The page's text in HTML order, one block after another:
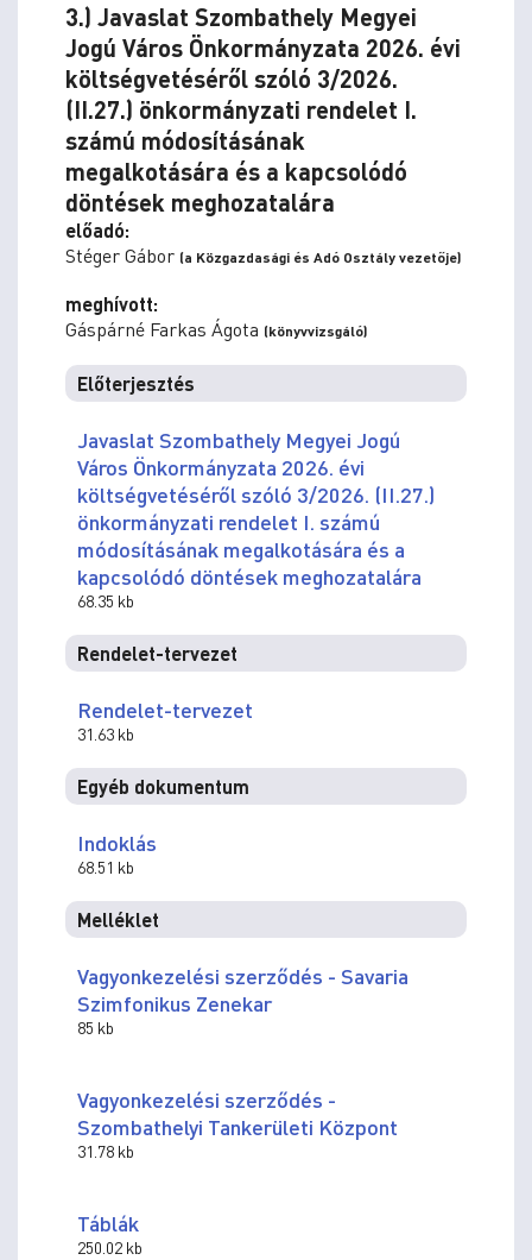
3.) Javaslat Szombathely Megyei
Jogú Város Önkormányzata 2026. évi
költségvetéséről szóló 3/2026.
(II.27.) önkormányzati rendelet I.
számú módosításának
megalkotására és a kapcsolódó
döntések meghozatalára
előadó:
Stéger Gábor (a Közgazdasági és Adó Osztály vezetője)
meghívott:
Gáspárné Farkas Ágota (könyvvizsgáló)
Előterjesztés
Javaslat Szombathely Megyei Jogú
Város Önkormányzata 2026. évi
költségvetéséről szóló 3/2026. (II.27.)
önkormányzati rendelet I. számú
módosításának megalkotására és a
kapcsolódó döntések meghozatalára
68.35 kb
Rendelet-tervezet
Rendelet-tervezet
31.63 kb
Egyéb dokumentum
Indoklás
68.51 kb
Melléklet
Vagyonkezelési szerződés - Savaria
Szimfonikus Zenekar
85 kb
Vagyonkezelési szerződés -
Szombathelyi Tankerületi Központ
31.78 kb
Táblák
250.02 kb